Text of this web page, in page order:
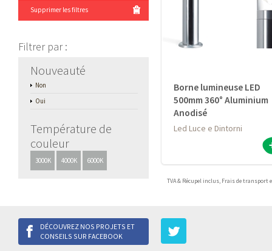
Supprimer les filtres
Filtrer par:
Nouveauté
Non
Oui
Température de
couleur
3000K 4000K 6000K
Borne lumineuse LED
500mm 360° Aluminium
Anodisé
Led Luce e Dintorni
TVA & Récupel inclus, Frais de transport
DÉCOUVREZ NOS PROJETS ET
CONSEILS SUR FACEBOOK